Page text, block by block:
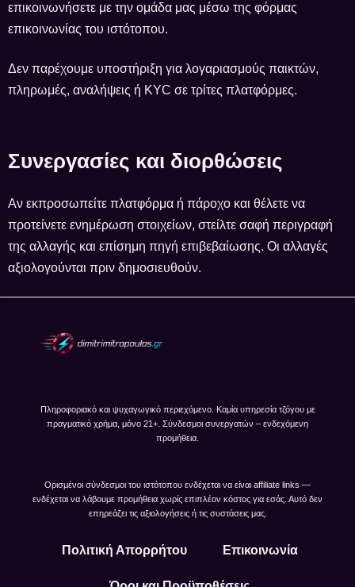
επικοινωνήσετε με την ομάδα μας μέσω της φόρμας
επικοινωνίας του ιστότοπου.
Δεν παρέχουμε υποστήριξη για λογαριασμούς παικτών,
πληρωμές, αναλήψεις ή KYC σε τρίτες πλατφόρμες.
Συνεργασίες και διορθώσεις
Αν εκπροσωπείτε πλατφόρμα ή πάροχο και θέλετε να
προτείνετε ενημέρωση στοιχείων, στείλτε σαφή περιγραφή
της αλλαγής και επίσημη πηγή επιβεβαίωσης. Οι αλλαγές
αξιολογούνται πριν δημοσιευθούν.
Πληροφοριακό και ψυχαγωγικό περιεχόμενο. Καμία υπηρεσία τζόγου με
πραγματικό χρήμα, μόνο 21+. Σύνδεσμοι συνεργατών – ενδεχόμενη
προμήθεια.
Ορισμένοι σύνδεσμοι του ιστότοπου ενδέχεται να είναι affiliate links —
ενδέχεται να λάβουμε προμήθεια χωρίς επιπλέον κόστος για εσάς. Αυτό δεν
επηρεάζει τις αξιολογήσεις ή τις συστάσεις μας.
Πολιτική Απορρήτου Επικοινωνία